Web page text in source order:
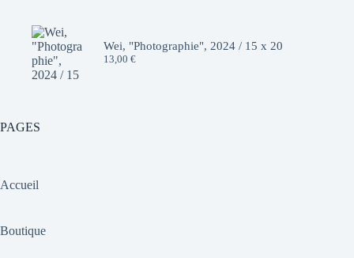
10,00 €.
7,00 €.
Wei, "Photographie", 2024 / 15 x 20
13,00 €
PAGES
Accueil
Boutique